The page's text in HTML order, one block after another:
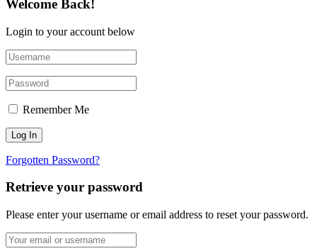
Welcome Back!
Login to your account below
Remember Me
Forgotten Password?
Retrieve your password
Please enter your username or email address to reset your password.